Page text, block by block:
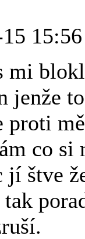
15:56
jenže
co si
štve
tak